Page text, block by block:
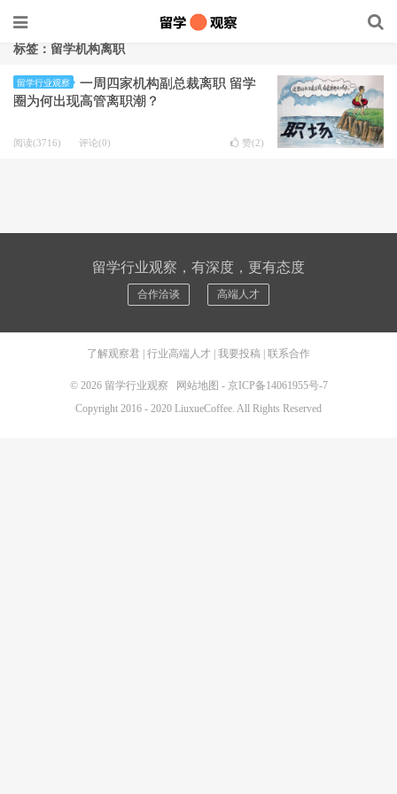
标签：留学机构离职
留学行业观察
一周四家机构副总裁离职 留学
圈为何出现高管离职潮？
阅读(3716) 评论(0) 赞(2)
留学行业观察，有深度，更有态度
合作洽谈 高端人才
了解观察君 行业高端人才 我要投稿 联系合作
© 2026 留学行业观察 网站地图 - 京ICP备14061955号-7
Copyright 2016 - 2020 LiuxueCoffee. All Rights Reserved